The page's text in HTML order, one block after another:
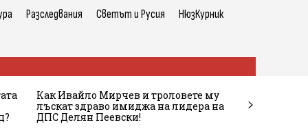
Разследвания Светът и Русия НюзКурник
Как Ивайло Мирчев и троловете му
лъскат здраво имиджа на лидера на
ДПС Делян Пеевски!